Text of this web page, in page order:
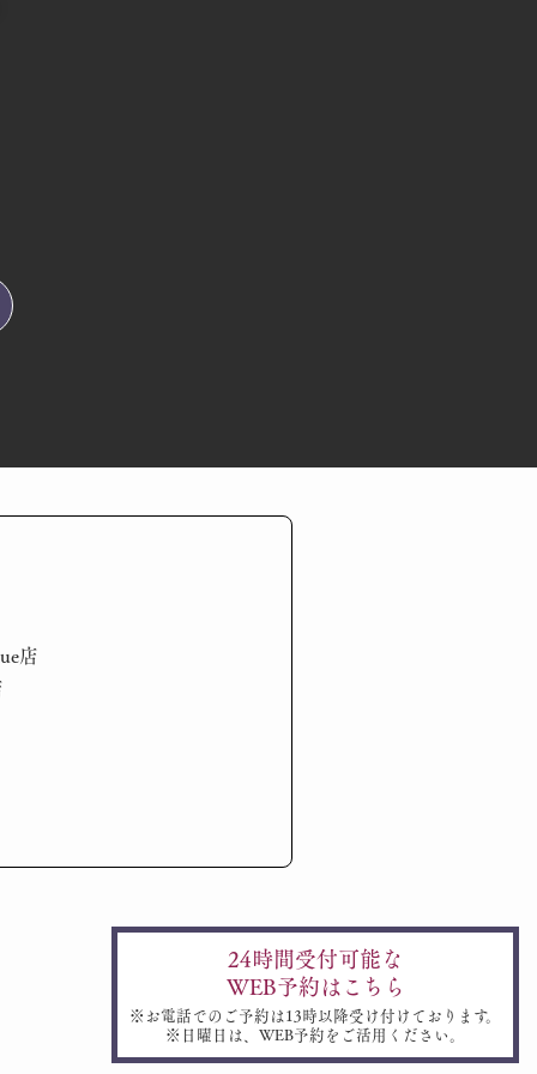
24時間受付可能な
WEB予約はこちら
※お電話でのご予約は13時以降受け付けております。
※日曜日は、WEB予約をご活用ください。
店